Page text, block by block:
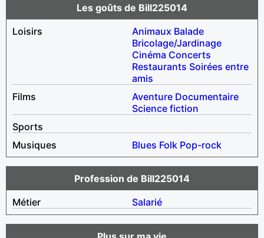
Les goûts de Bill225014
Loisirs
Animaux Balade
Bricolage/Jardinage
Cinéma Concerts
Restaurants Soirées entre
amis
Films
Aventure Documentaire
Science fiction
Sports
Musiques
Blues Folk Pop-rock
Profession de Bill225014
Métier
Salarié